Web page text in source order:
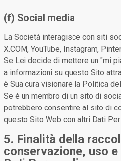
(f) Social media
La Società interagisce con siti
X.COM, YouTube, Instagram,
Se Lei decide di mettere un "mi
a informazioni su questo Sito
è Sua cura visionare la Politica
Se è un membro di un sito di
potrebbero consentire al sito di
questo Sito Web con altri Dati
5. Finalità della
conservazione, uso